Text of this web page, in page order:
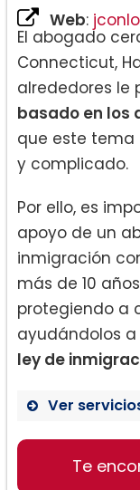
Web:
El abogado
Connecticut,
alrededores le
basado en los
que este tema
y complicado.
Por ello, es
apoyo de un
inmigración
más de 10
protegiendo a
ayudándolos a
ley de
Ver
Visas
Te